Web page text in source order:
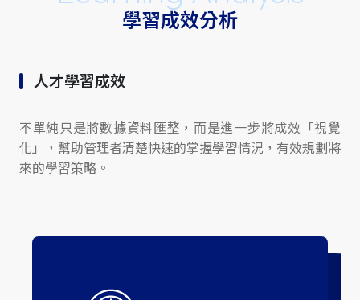
學習成效分析
人才學習成效
不單純只是將數據資料匯整，而是進一步將成效「視覺
化」，幫助管理者清楚快速的掌握學習情況，有效規劃將
來的學習策略。